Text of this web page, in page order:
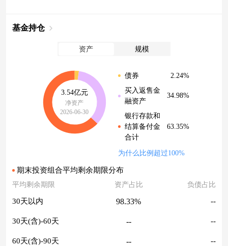
基金持仓
资产 规模
3.54亿元
净资产
2026-06-30
债券
2.24%
买入返售金
融资产
34.98%
银行存款和
结算备付金
合计
63.35%
为什么比例超过100%
期末投资组合平均剩余期限分布
平均剩余期限 资产占比 负债占比
30天以内 98.33% --
30天(含)-60天 -- --
60天(含)-90天 -- --